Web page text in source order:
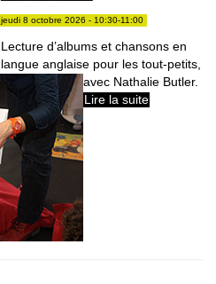
jeudi 8 octobre 2026 - 10:30-11:00
Lecture d’albums et chansons en
langue anglaise pour les tout-petits,
avec Nathalie Butler.
Lire la suite